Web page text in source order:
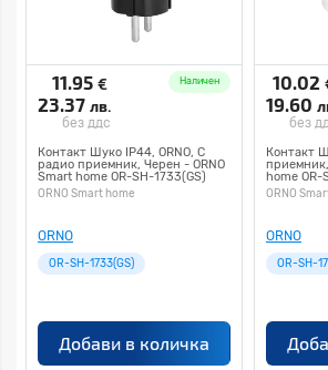
11.95 €
23.37 лв.
без ддс
Наличен
Контакт Шуко IP44, ORNO, С
радио приемник, Черен - ORNO
Smart home OR-SH-1733(GS)
ORNO Smart home
ORNO
OR-SH-1733(GS)
Добави в количка
10.02
19.60
без
Контакт
home OR-
ORNO
ORNO
OR-SH-